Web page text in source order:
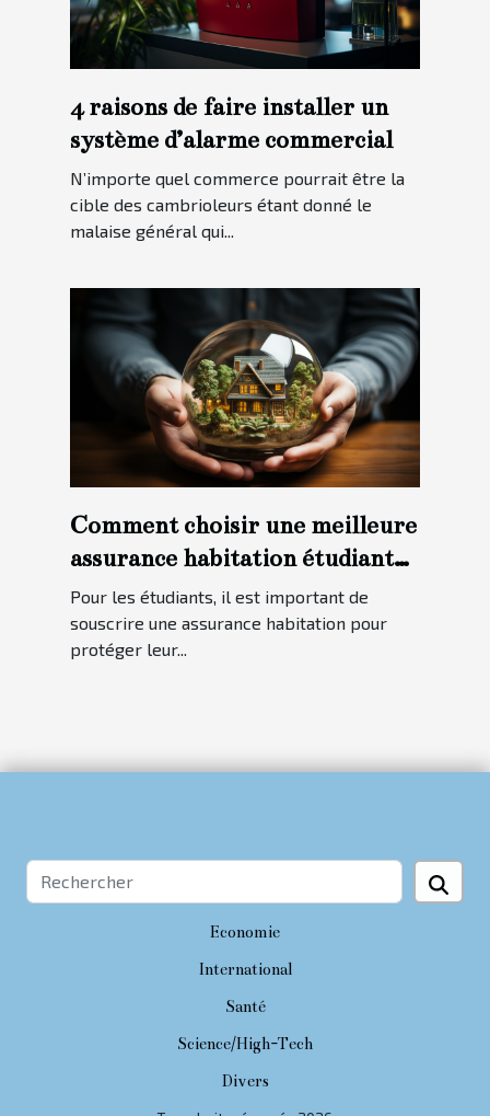
4 raisons de faire installer un
système d’alarme commercial
N’importe quel commerce pourrait être la
cible des cambrioleurs étant donné le
malaise général qui...
Comment choisir une meilleure
assurance habitation étudiante
?
Pour les étudiants, il est important de
souscrire une assurance habitation pour
protéger leur...
Economie
International
Santé
Science/High-Tech
Divers